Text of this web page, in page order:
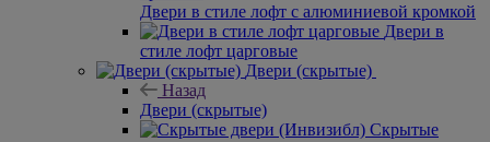
Двери в стиле лофт с алюминиевой кромкой
Двери в
стиле лофт царговые
Двери (скрытые)
Назад
Двери (скрытые)
Скрытые